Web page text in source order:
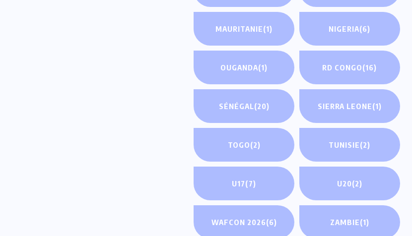
MAURITANIE(1) NIGERIA(6)
OUGANDA(1) RD CONGO(16)
SÉNÉGAL(20) SIERRA LEONE(1)
TOGO(2) TUNISIE(2)
U17(7) U20(2)
WAFCON 2026(6) ZAMBIE(1)